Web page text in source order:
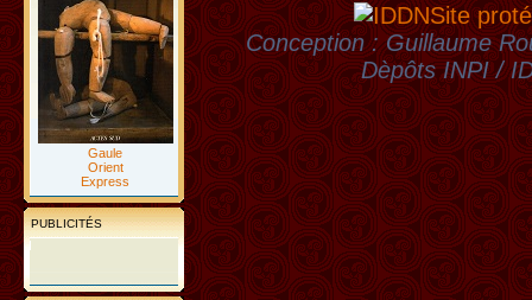
Gaule
Orient
Express
PUBLICITÉS
Site
Conception : Guillaume
Dèpôts INPI /